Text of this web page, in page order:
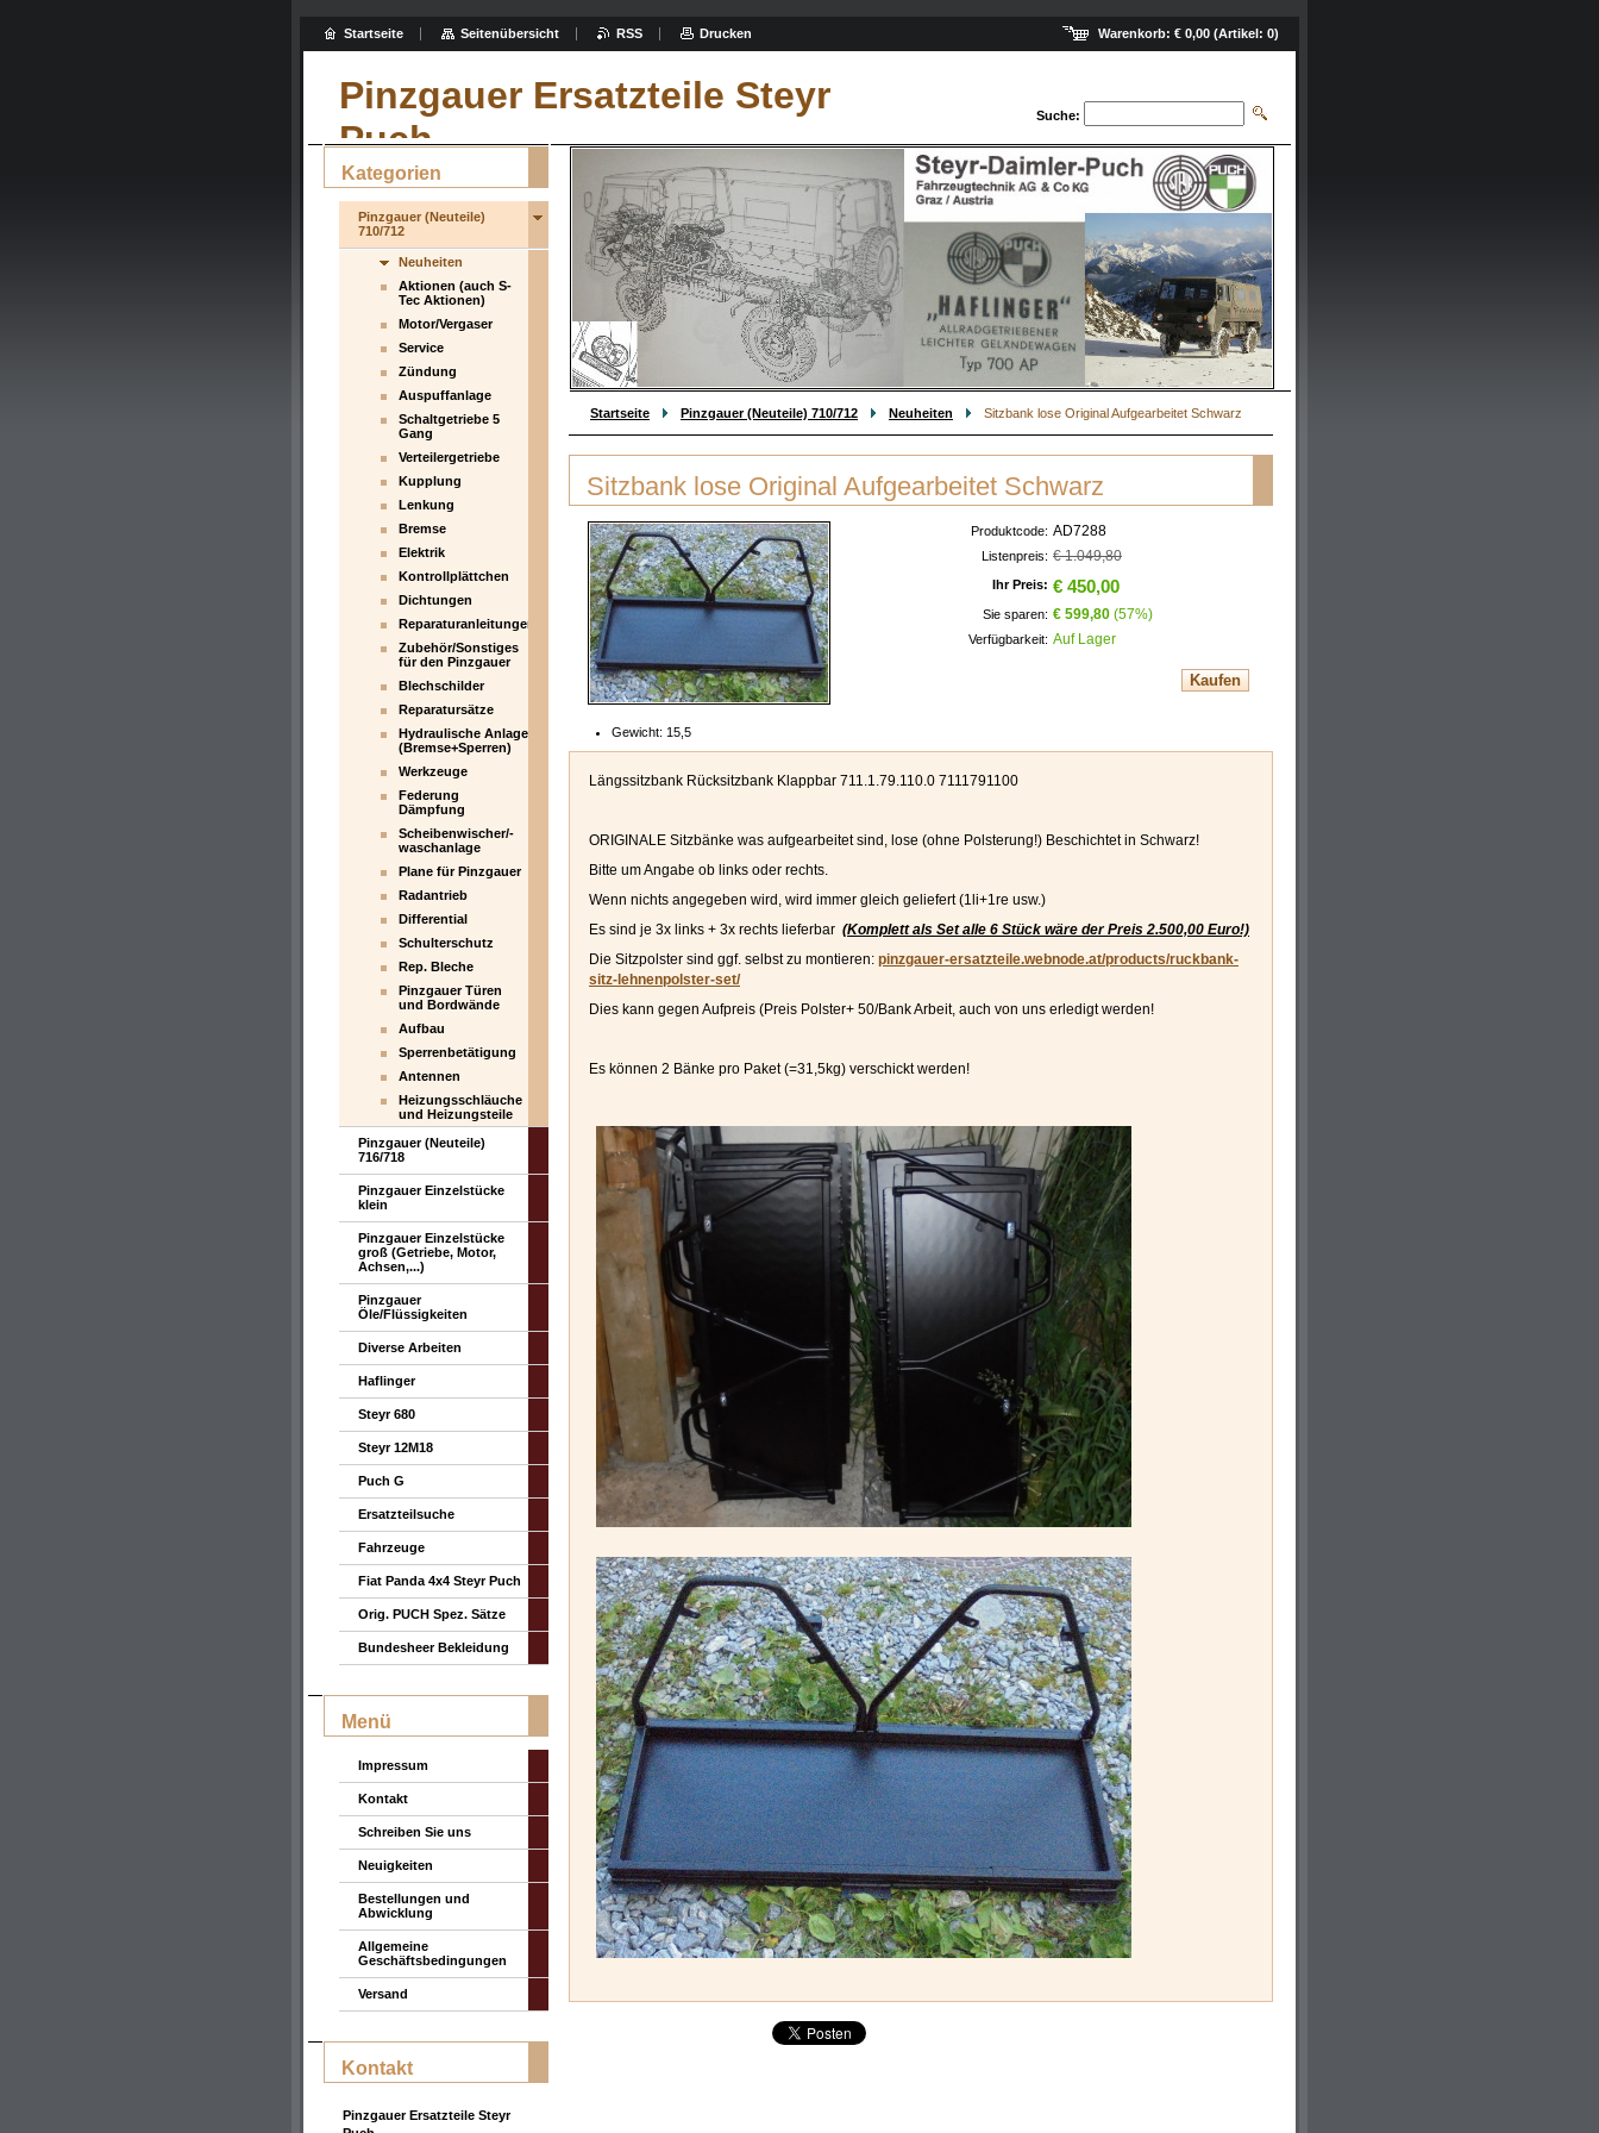
Pinzgauer Ersatzteile Steyr
Puch
Suche:
Startseite Pinzgauer (Neuteile) 710/712 Neuheiten Sitzbank lose Original Aufgearbeitet Schwarz
Sitzbank lose Original Aufgearbeitet Schwarz
Gewicht: 15,5
Produktcode: AD7288
Listenpreis: € 1.049,80
Ihr Preis: € 450,00
Sie sparen: € 599,80 (57%)
Verfügbarkeit: Auf Lager
Längssitzbank Rücksitzbank Klappbar 711.1.79.110.0 7111791100
ORIGINALE Sitzbänke was aufgearbeitet sind, lose (ohne Polsterung!) Beschichtet in Schwarz!
Bitte um Angabe ob links oder rechts.
Wenn nichts angegeben wird, wird immer gleich geliefert (1li+1re usw.)
Es sind je 3x links + 3x rechts lieferbar (Komplett als Set alle 6 Stück wäre der Preis 2.500,00 Euro!)
Die Sitzpolster sind ggf. selbst zu montieren: pinzgauer-ersatzteile.webnode.at/products/ruckbank-
sitz-lehnenpolster-set/
Dies kann gegen Aufpreis (Preis Polster+ 50/Bank Arbeit, auch von uns erledigt werden!
Es können 2 Bänke pro Paket (=31,5kg) verschickt werden!
Kategorien
Pinzgauer (Neuteile)
710/712
Neuheiten
Aktionen (auch S-
Tec Aktionen)
Motor/Vergaser
Service
Zündung
Auspuffanlage
Schaltgetriebe 5
Gang
Verteilergetriebe
Kupplung
Lenkung
Bremse
Elektrik
Kontrollplättchen
Dichtungen
Reparaturanleitungen
Zubehör/Sonstiges
für den Pinzgauer
Blechschilder
Reparatursätze
Hydraulische Anlage
(Bremse+Sperren)
Werkzeuge
Federung
Dämpfung
Scheibenwischer/-
waschanlage
Plane für Pinzgauer
Radantrieb
Differential
Schulterschutz
Rep. Bleche
Pinzgauer Türen
und Bordwände
Aufbau
Sperrenbetätigung
Antennen
Heizungsschläuche
und Heizungsteile
Pinzgauer (Neuteile)
716/718
Pinzgauer Einzelstücke
klein
Pinzgauer Einzelstücke
groß (Getriebe, Motor,
Achsen,...)
Pinzgauer
Öle/Flüssigkeiten
Diverse Arbeiten
Haflinger
Steyr 680
Steyr 12M18
Puch G
Ersatzteilsuche
Fahrzeuge
Fiat Panda 4x4 Steyr Puch
Orig. PUCH Spez. Sätze
Bundesheer Bekleidung
Menü
Impressum
Kontakt
Schreiben Sie uns
Neuigkeiten
Bestellungen und
Abwicklung
Allgemeine
Geschäftsbedingungen
Versand
Kontakt
Pinzgauer Ersatzteile Steyr
Warenkorb: € 0,00 (Artikel: 0)
Startseite Seitenübersicht RSS Drucken